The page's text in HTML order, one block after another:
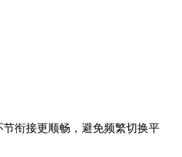
衔接更顺畅，避免频繁切换平